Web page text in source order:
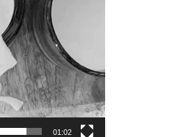
01:02